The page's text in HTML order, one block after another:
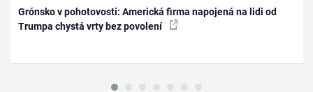
Grónsko v pohotovosti: Americká firma napojená na lidi od
Trumpa chystá vrty bez povolení